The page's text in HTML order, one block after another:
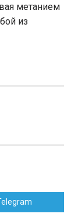
метанием
из